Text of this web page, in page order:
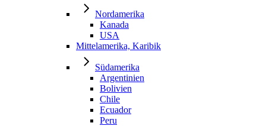
Nordamerika
Kanada
USA
Mittelamerika, Karibik
Südamerika
Argentinien
Bolivien
Chile
Ecuador
Peru